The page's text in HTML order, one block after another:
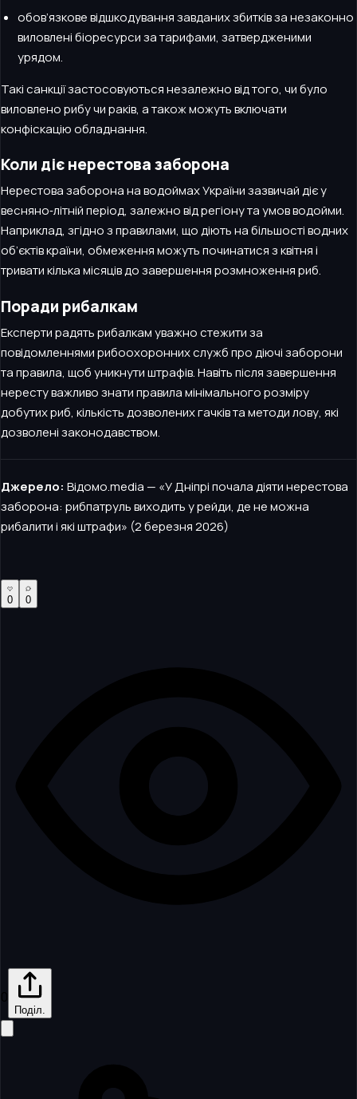
обов’язкове відшкодування завданих збитків за незаконно
виловлені біоресурси за тарифами, затвердженими
урядом.
Такі санкції застосовуються незалежно від того, чи було
виловлено рибу чи раків, а також можуть включати
конфіскацію обладнання.
Коли діє нерестова заборона
Нерестова заборона на водоймах України зазвичай діє у
весняно‑літній період, залежно від регіону та умов водойми.
Наприклад, згідно з правилами, що діють на більшості водних
об’єктів країни, обмеження можуть починатися з квітня і
тривати кілька місяців до завершення розмноження риб.
Поради рибалкам
Експерти радять рибалкам уважно стежити за
повідомленнями рибоохоронних служб про діючі заборони
та правила, щоб уникнути штрафів. Навіть після завершення
нересту важливо знати правила мінімального розміру
добутих риб, кількість дозволених гачків та методи лову, які
дозволені законодавством.
Джерело: Відомо.media — «У Дніпрі почала діяти нерестова
заборона: рибпатруль виходить у рейди, де не можна
рибалити і які штрафи» (2 березня 2026)
0 0
Поділ.